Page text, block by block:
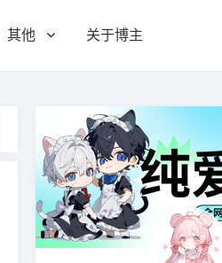
其他 关于博主